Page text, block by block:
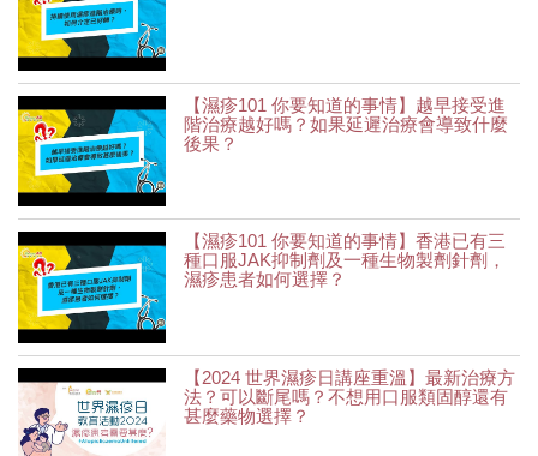
【濕疹101 你要知道的事情】越早接受進
階治療越好嗎？如果延遲治療會導致什麼
後果？
【濕疹101 你要知道的事情】香港已有三
種口服JAK抑制劑及一種生物製劑針劑，
濕疹患者如何選擇？
【2024 世界濕疹日講座重溫】最新治療方
法？可以斷尾嗎？不想用口服類固醇還有
甚麼藥物選擇？